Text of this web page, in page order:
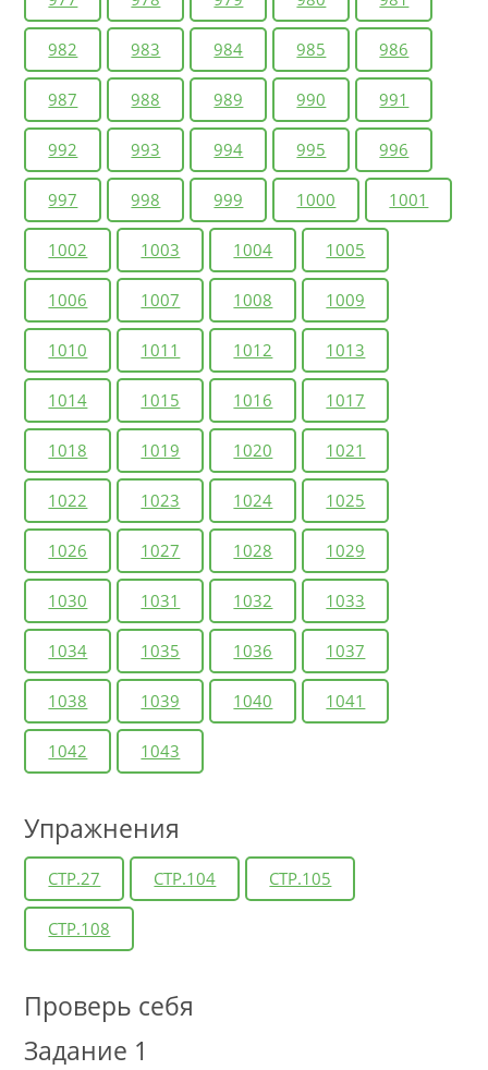
982 983 984 985 986
987 988 989 990 991
992 993 994 995 996
997 998 999 1000 1001
1002 1003 1004 1005
1006 1007 1008 1009
1010 1011 1012 1013
1014 1015 1016 1017
1018 1019 1020 1021
1022 1023 1024 1025
1026 1027 1028 1029
1030 1031 1032 1033
1034 1035 1036 1037
1038 1039 1040 1041
1042 1043
Упражнения
СТР.27 СТР.104 СТР.105
СТР.108
Проверь себя
Задание 1